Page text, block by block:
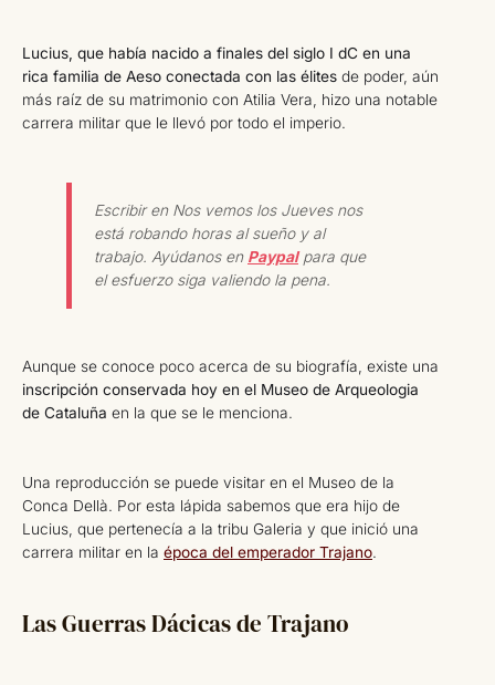
Lucius, que había nacido a finales del siglo I dC en una
rica familia de Aeso conectada con las élites de poder, aún
más raíz de su matrimonio con Atilia Vera, hizo una notable
carrera militar que le llevó por todo el imperio.
Escribir en Nos vemos los Jueves nos
está robando horas al sueño y al
trabajo. Ayúdanos en Paypalpara que
el esfuerzo siga valiendo la pena.
Aunque se conoce poco acerca de su biografía, existe una
inscripción conservada hoy en el Museo de Arqueologia
de Cataluña en la que se le menciona.
Una reproducción se puede visitar en el Museo de la
Conca Dellà. Por esta lápida sabemos que era hijo de
Lucius, que pertenecía a la tribu Galeria y que inició una
carrera militar en la época del emperador Trajano.
Las Guerras Dácicas de Trajano